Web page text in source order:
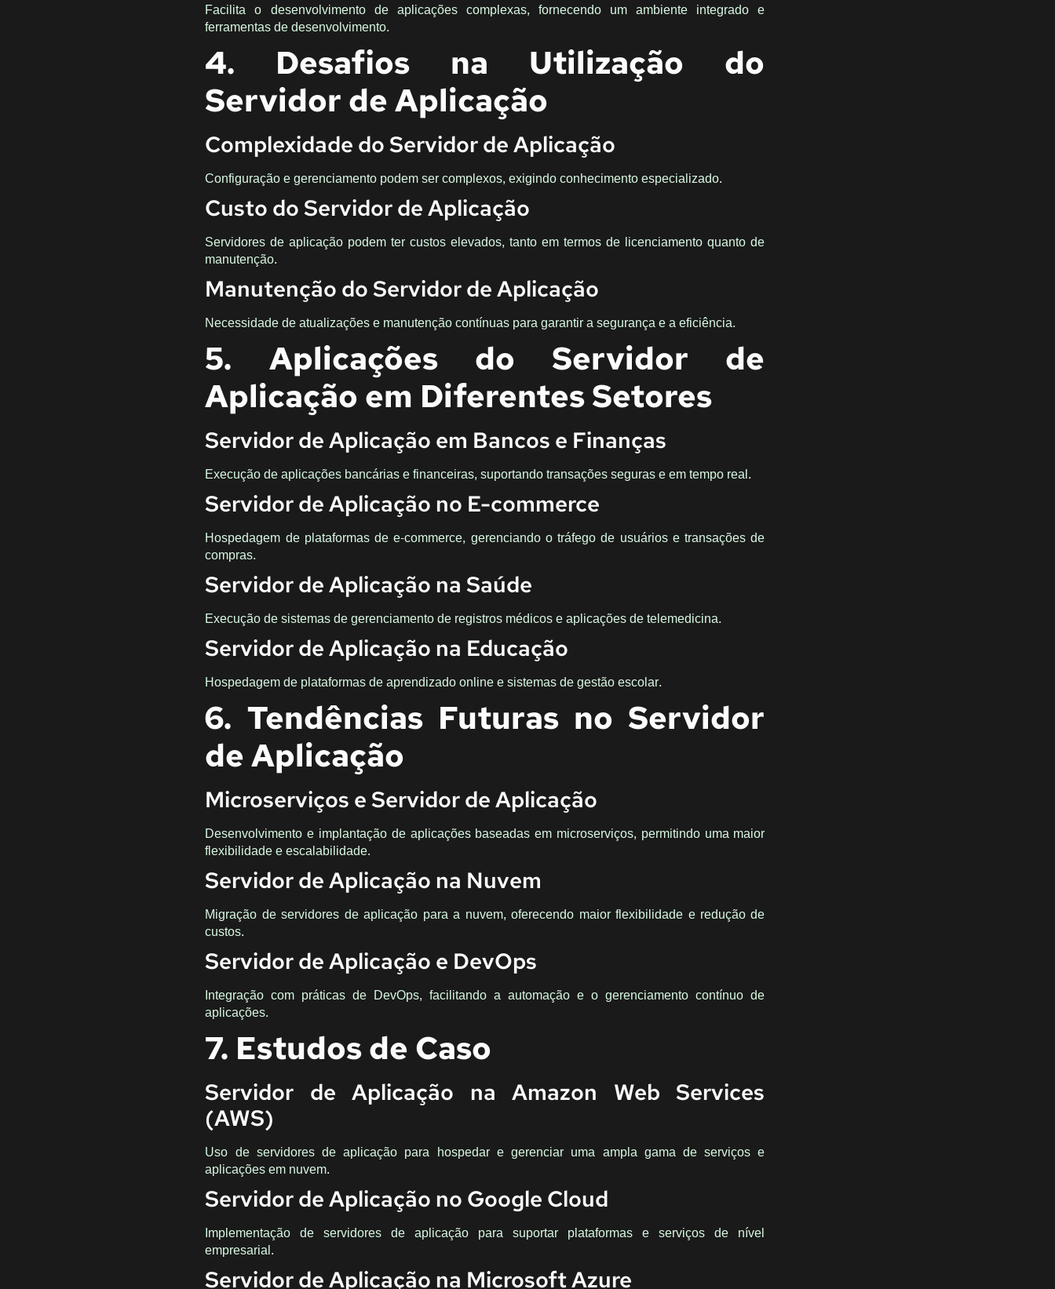
Facilita o desenvolvimento de aplicações complexas, fornecendo um ambiente integrado e
ferramentas de desenvolvimento.
4. Desafios na Utilização do
Servidor de Aplicação
Complexidade do Servidor de Aplicação
Configuração e gerenciamento podem ser complexos, exigindo conhecimento especializado.
Custo do Servidor de Aplicação
Servidores de aplicação podem ter custos elevados, tanto em termos de licenciamento quanto de
manutenção.
Manutenção do Servidor de Aplicação
Necessidade de atualizações e manutenção contínuas para garantir a segurança e a eficiência.
5. Aplicações do Servidor de
Aplicação em Diferentes Setores
Servidor de Aplicação em Bancos e Finanças
Execução de aplicações bancárias e financeiras, suportando transações seguras e em tempo real.
Servidor de Aplicação no E-commerce
Hospedagem de plataformas de e-commerce, gerenciando o tráfego de usuários e transações de
compras.
Servidor de Aplicação na Saúde
Execução de sistemas de gerenciamento de registros médicos e aplicações de telemedicina.
Servidor de Aplicação na Educação
Hospedagem de plataformas de aprendizado online e sistemas de gestão escolar.
6. Tendências Futuras no Servidor
de Aplicação
Microserviços e Servidor de Aplicação
Desenvolvimento e implantação de aplicações baseadas em microserviços, permitindo uma maior
flexibilidade e escalabilidade.
Servidor de Aplicação na Nuvem
Migração de servidores de aplicação para a nuvem, oferecendo maior flexibilidade e redução de
custos.
Servidor de Aplicação e DevOps
Integração com práticas de DevOps, facilitando a automação e o gerenciamento contínuo de
aplicações.
7. Estudos de Caso
Servidor de Aplicação na Amazon Web Services
(AWS)
Uso de servidores de aplicação para hospedar e gerenciar uma ampla gama de serviços e
aplicações em nuvem.
Servidor de Aplicação no Google Cloud
Implementação de servidores de aplicação para suportar plataformas e serviços de nível
empresarial.
Servidor de Aplicação na Microsoft Azure